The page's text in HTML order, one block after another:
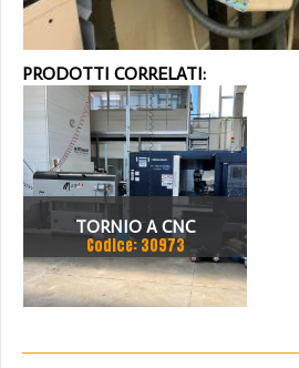
PRODOTTI CORRELATI:
TORNIO A CNC
HWACHEON HI-TECH 230
BL YSMC CON
Codice: 30973